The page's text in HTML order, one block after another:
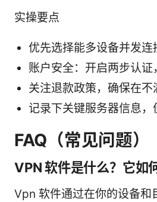
实操要点
优先选择能多设备并发连
账户安全：开启两步认证
关注退款政策，确保在不
记录下关键服务器信息，
FAQ（常见问题）
VPN 软件是什么？它如
Vpn 软件通过在你的设备和